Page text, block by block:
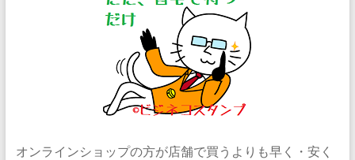
オンラインショップの方が店舗で買うよりも早く・安く